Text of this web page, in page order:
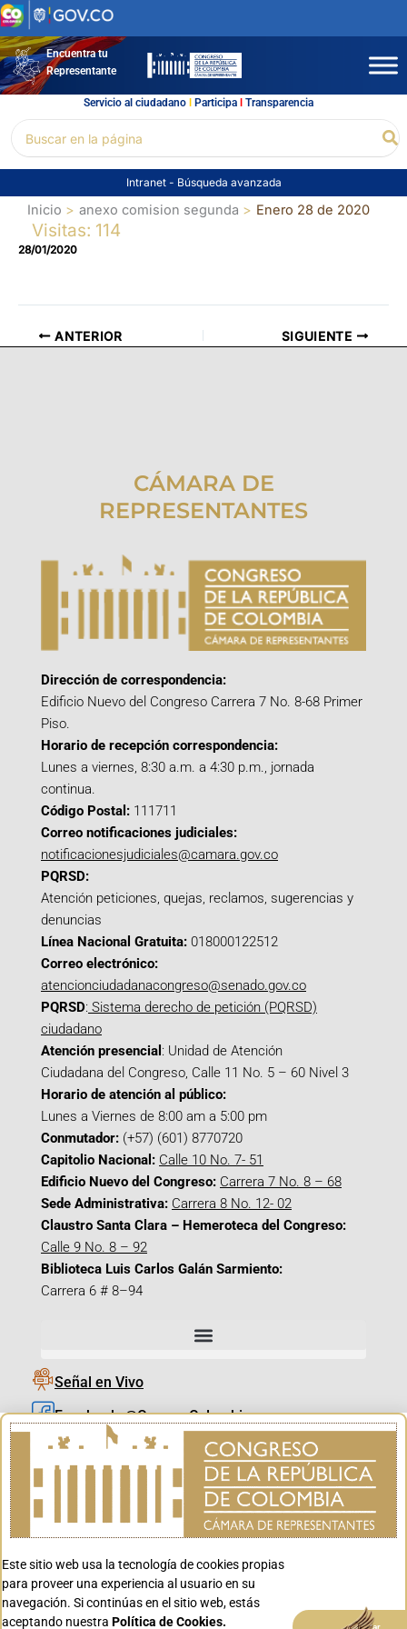
Ir
al
contenidoEncuentra tu
Representante
Servicio al ciudadano l Participal Transparencia
por:
Intranet - Búsqueda avanzada
Inicio anexo comision segunda Enero 28 de 2020
Visitas: 114
28/01/2020
ANTERIOR SIGUIENTE
CÁMARA DE
REPRESENTANTES
Dirección de correspondencia:
Edificio Nuevo del Congreso Carrera 7 No. 8-68 Primer
Piso.
Horario de recepción correspondencia:
Lunes a viernes, 8:30 a.m. a 4:30 p.m., jornada
continua.
Código Postal: 111711
Correo notificaciones judiciales:
notificacionesjudiciales@camara.gov.co
PQRSD:
Atención peticiones, quejas, reclamos, sugerencias y
denuncias
Línea Nacional Gratuita: 018000122512
Correo electrónico:
atencionciudadanacongreso@senado.gov.co
PQRSD: Sistema derecho de petición (PQRSD)
ciudadano
Atención presencial : Unidad de Atención
Ciudadana del Congreso, Calle 11 No. 5 – 60 Nivel 3
Horario de atención al público:
Lunes a Viernes de 8:00 am a 5:00 pm
Conmutador: (+57) (601) 8770720
Capitolio Nacional: Calle 10 No. 7- 51
Edificio Nuevo del Congreso: Carrera 7 No. 8 – 68
Sede Administrativa: Carrera 8 No. 12- 02
Claustro Santa Clara – Hemeroteca del Congreso:
Calle 9 No. 8 – 92
Biblioteca Luis Carlos Galán Sarmiento:
Carrera 6 # 8–94
Señal en Vivo
Facebook_@CamaraColombia
Instagram_@CamaraColombia
X_@CamaraColombia
Youtube_@CamaraColombia
Youtube_@CanalCongreso
Este sitio web usa la tecnología de cookies propias
para proveer una experiencia al usuario en su
navegación. Si continúas en el sitio web, estás
aceptando nuestra Política de Cookies. Aceptar